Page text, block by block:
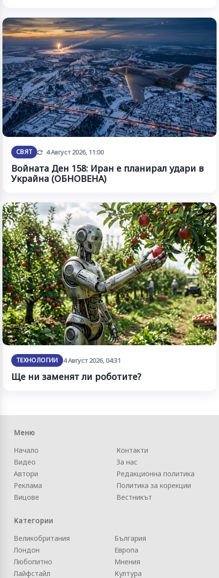
СВЯТ Обновена
4 Август 2026, 11:00
Войната Ден 158: Иран е планирал удари в
Украйна (ОБНОВЕНА)
ТЕХНОЛОГИИ 4 Август 2026, 04:31
Ще ни заменят ли роботите?
Меню
Начало
Видео
Автори
Реклама
Вицове
Контакти
За нас
Редакционна политика
Политика за корекции
Вестникът
Категории
Великобритания
Лондон
Любопитно
Лайфстайл
България
Европа
Мнения
Култура